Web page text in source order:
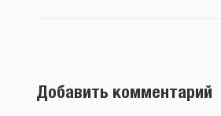
Добавить комментарий